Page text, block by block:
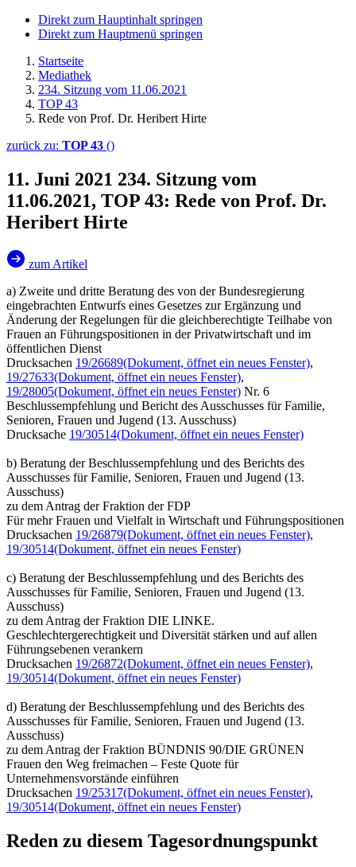
Direkt zum Hauptinhalt springen
Direkt zum Hauptmenü springen
Startseite
Mediathek
234. Sitzung vom 11.06.2021
TOP 43
Rede von Prof. Dr. Heribert Hirte
zurück zu: TOP 43 ()
11. Juni 2021 234. Sitzung vom
11.06.2021, TOP 43: Rede von Prof. Dr.
Heribert Hirte
zum Artikel
a) Zweite und dritte Beratung des von der Bundesregierung
eingebrachten Entwurfs eines Gesetzes zur Ergänzung und
Änderung der Regelungen für die gleichberechtigte Teilhabe von
Frauen an Führungspositionen in der Privatwirtschaft und im
öffentlichen Dienst
Drucksachen 19/26689(Dokument, öffnet ein neues Fenster),
19/27633(Dokument, öffnet ein neues Fenster),
19/28005(Dokument, öffnet ein neues Fenster) Nr. 6
Beschlussempfehlung und Bericht des Ausschusses für Familie,
Senioren, Frauen und Jugend (13. Ausschuss)
Drucksache 19/30514(Dokument, öffnet ein neues Fenster)
b) Beratung der Beschlussempfehlung und des Berichts des
Ausschusses für Familie, Senioren, Frauen und Jugend (13.
Ausschuss)
zu dem Antrag der Fraktion der FDP
Für mehr Frauen und Vielfalt in Wirtschaft und Führungspositionen
Drucksachen 19/26879(Dokument, öffnet ein neues Fenster),
19/30514(Dokument, öffnet ein neues Fenster)
c) Beratung der Beschlussempfehlung und des Berichts des
Ausschusses für Familie, Senioren, Frauen und Jugend (13.
Ausschuss)
zu dem Antrag der Fraktion DIE LINKE.
Geschlechtergerechtigkeit und Diversität stärken und auf allen
Führungsebenen verankern
Drucksachen 19/26872(Dokument, öffnet ein neues Fenster),
19/30514(Dokument, öffnet ein neues Fenster)
d) Beratung der Beschlussempfehlung und des Berichts des
Ausschusses für Familie, Senioren, Frauen und Jugend (13.
Ausschuss)
zu dem Antrag der Fraktion BÜNDNIS 90/DIE GRÜNEN
Frauen den Weg freimachen – Feste Quote für
Unternehmensvorstände einführen
Drucksachen 19/25317(Dokument, öffnet ein neues Fenster),
19/30514(Dokument, öffnet ein neues Fenster)
Reden zu diesem Tagesordnungspunkt